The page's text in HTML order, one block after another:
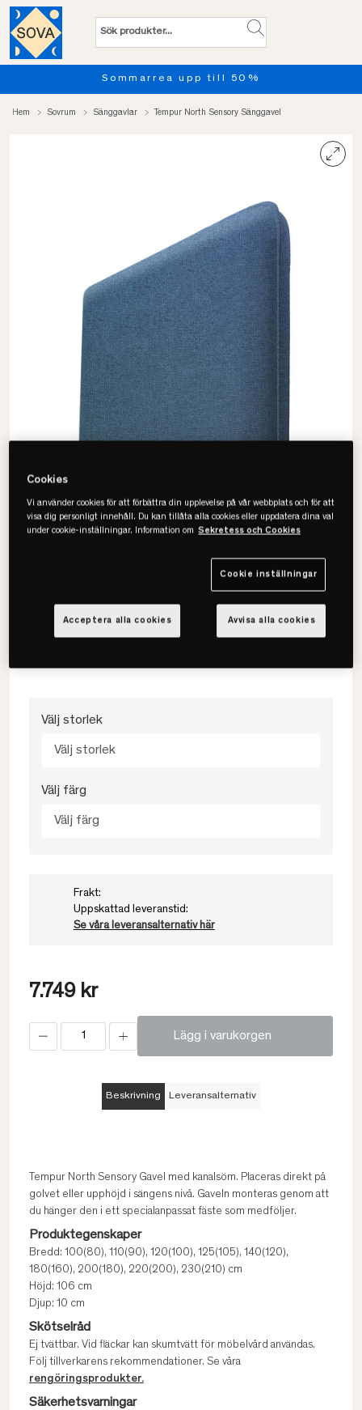
Sommarrea upp till 50%
Hem Sovrum Sänggavlar Tempur North Sensory Sänggavel
North Sensory Sänggavel
Välj storlek
Välj storlek
Välj färg
Välj färg
Frakt:
Uppskattad leveranstid:
Se våra leveransalternativ här
7.749 kr
Lägg i varukorgen
Beskrivning Leveransalternativ
Tempur North Sensory Gavel med kanalsöm. Placeras direkt på
golvet eller upphöjd i sängens nivå. Gaveln monteras genom att
du hänger den i ett specialanpassat fäste som medföljer.
Produktegenskaper
Bredd: 100(80), 110(90), 120(100), 125(105), 140(120),
180(160), 200(180), 220(200), 230(210) cm
Höjd: 106 cm
Djup: 10 cm
Skötselråd
Ej tvättbar. Vid fläckar kan skumtvätt för möbelvård användas.
Följ tillverkarens rekommendationer. Se våra
rengöringsprodukter.
Säkerhetsvarningar
Cookies
Vi använder cookies för att förbättra din upplevelse på vår webbplats och för att
visa dig personligt innehåll. Du kan tillåta alla cookies eller uppdatera dina val
under cookie-inställningar. Information om Sekretess och Cookies
Cookie inställningar
Avvisa alla cookies
Acceptera alla cookies